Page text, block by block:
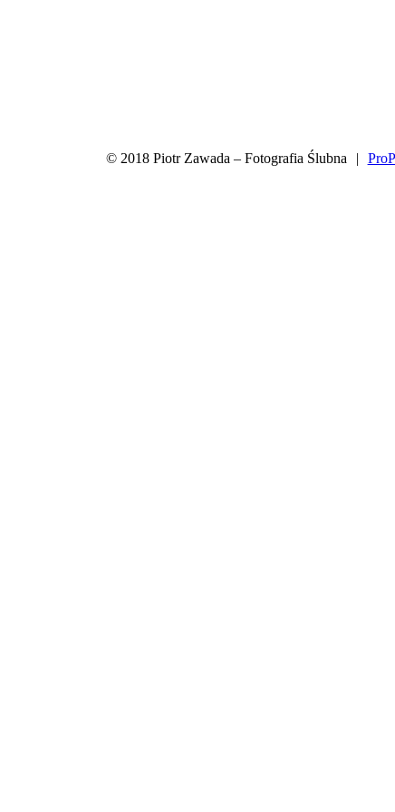
© 2018 Piotr Zawada – Fotografia Ślubna
|